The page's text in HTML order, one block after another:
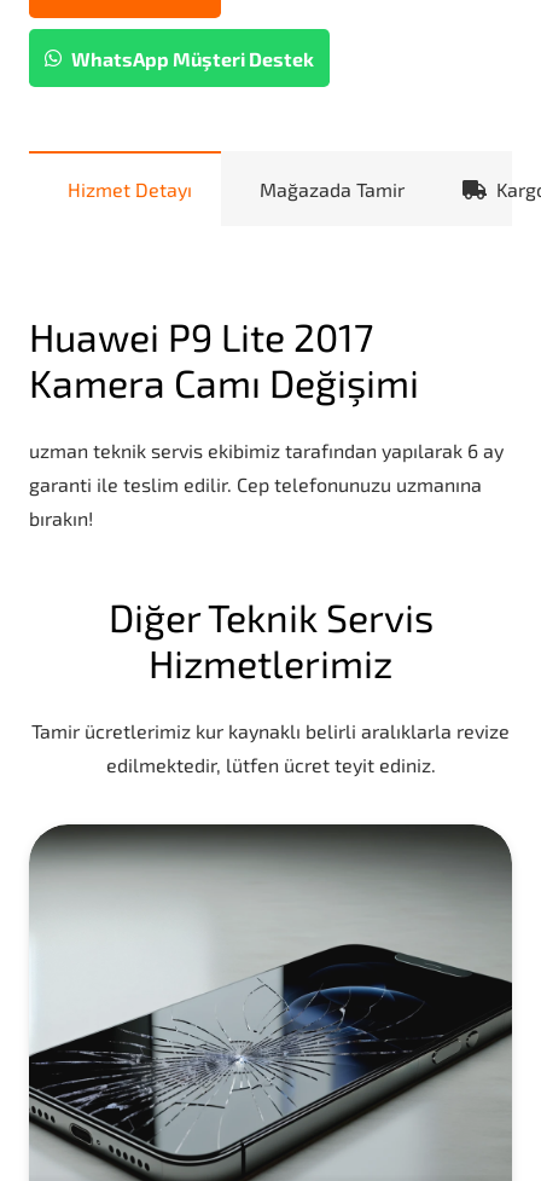
WhatsApp Müşteri Destek
Hizmet Detayı Mağazada Tamir
Huawei P9 Lite 2017
Kamera Camı Değişimi
uzman teknik servis ekibimiz tarafından yapılarak 6 ay
garanti ile teslim edilir. Cep telefonunuzu uzmanına
bırakın!
Diğer Teknik Servis
Hizmetlerimiz
Tamir ücretlerimiz kur kaynaklı belirli aralıklarla revize
edilmektedir, lütfen ücret teyit ediniz.